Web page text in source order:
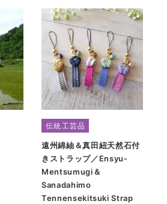
伝統工芸品
遠州綿紬＆真田紐天然石付
きストラップ／Ensyu-
Mentsumugi＆
Sanadahimo
Tennensekitsuki Strap